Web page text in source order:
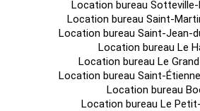
Location bureau Sotteville-
Location bureau Saint-
Location bureau Saint-Jean-
Location bureau Le
Location bureau Le
Location bureau Saint-
Location bureau
Location bureau Le